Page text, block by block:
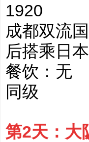
1920
成都双流
后搭乘日
餐饮：无
同级
第2天：